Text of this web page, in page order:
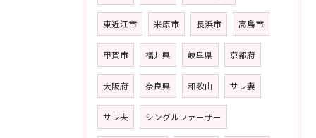
東近江市 米原市 長浜市 高島市
甲賀市 福井県 岐阜県 京都府
大阪府 奈良県 和歌山 サレ妻
サレ夫 シングルファーザー